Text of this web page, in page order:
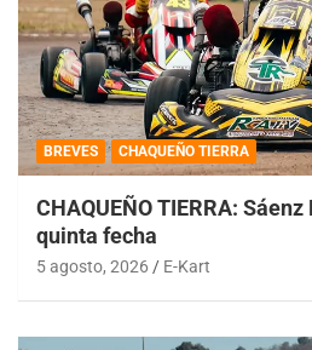
BREVES CHAQUEÑO TIERRA
CHAQUEÑO TIERRA:
quinta fecha
5 agosto, 2026 E-Kart